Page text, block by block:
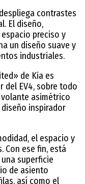
contrastes
El diseño,
preciso y
un diseño suave y
industriales.
de Kia es
EV4, sobre todo
asimétrico
inspirador
el espacio y
Con ese fin, está
superficie
de asiento
así como el